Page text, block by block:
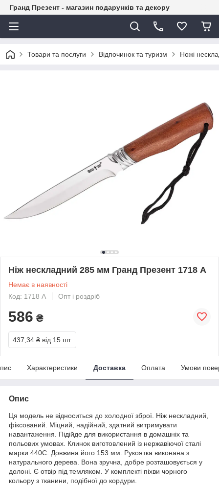
Гранд Презент - магазин подарунків та декору
Товари та послуги Відпочинок та туризм Ножі
Ніж нескладний 285 мм Гранд Презент 1718 A
Немає в наявності
Код: 1718 A
Опт і роздріб
586 ₴
437,34 ₴ від 15 шт.
Характеристики Доставка Оплата Умови
Опис
Ця модель не відноситься до холодної зброї. Ніж нескладний,
фіксований. Міцний, надійний, здатний витримувати
навантаження. Підійде для використання в домашніх та
польових умовах. Клинок виготовлений із нержавіючої сталі
марки 440С. Довжина його 153 мм. Рукоятка виконана з
натурального дерева. Вона зручна, добре розташовується у
долоні. Є отвір під темляком. У комплекті піхви чорного
кольору з тканини, подібної до кордури.